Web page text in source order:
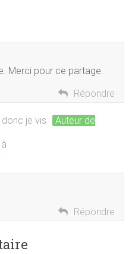
Merci pour ce partage.
Répondre
je vis
Auteur de
Répondre